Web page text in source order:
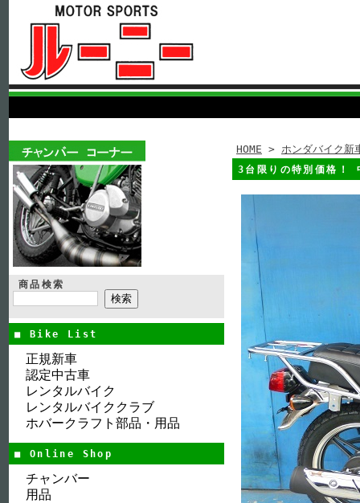
商品検索
■ Bike List
正規新車
認定中古車
レンタルバイク
レンタルバイククラブ
ホバークラフト部品・用品
■ Online Shop
チャンバー
用品
HOME > ホンダバイク新
3台限りの特別価格